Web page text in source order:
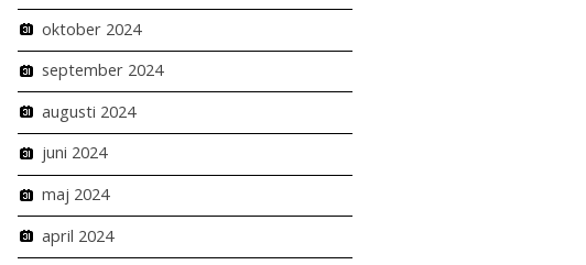
oktober 2024
september 2024
augusti 2024
juni 2024
maj 2024
april 2024